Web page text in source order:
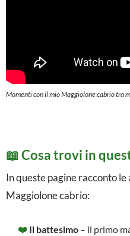
d
e
n
t
i
Momenti con il mio Maggiolone cabrio tra
📖 Cosa trovi in
In queste pagine racconto
Maggiolone cabrio:
❤️ Il battesimo – il primo